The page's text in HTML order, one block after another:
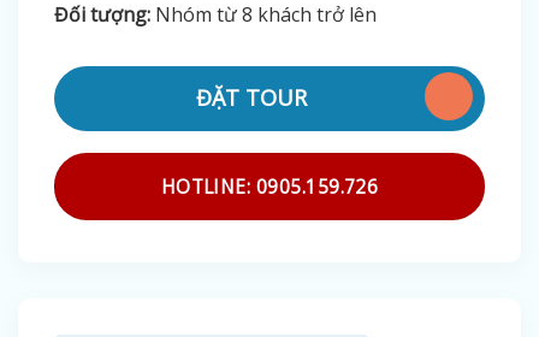
Đối tượng: Nhóm từ 8 khách trở lên
ĐẶT TOUR
HOTLINE: 0905.159.726